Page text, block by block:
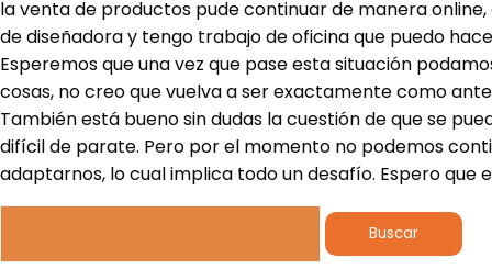
la venta de productos pude continuar de manera
de diseñadora y tengo trabajo de oficina que puedo
Esperemos que una vez que pase esta situación
cosas, no creo que vuelva a ser exactamente como
También está bueno sin dudas la cuestión de que se
difícil de parate. Pero por el momento no podemos
adaptarnos, lo cual implica todo un desafío. Espero que